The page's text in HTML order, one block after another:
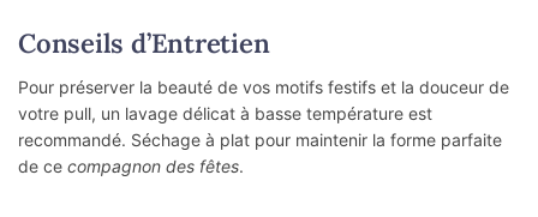
Conseils d’Entretien
Pour préserver la beauté de vos motifs festifs et la douceur de
votre pull, un lavage délicat à basse température est
recommandé. Séchage à plat pour maintenir la forme parfaite
de ce compagnon des fêtes.